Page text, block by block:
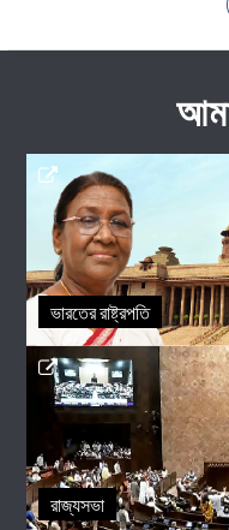
ভারতের রাষ্ট্রপতি
রাজ্যসভা